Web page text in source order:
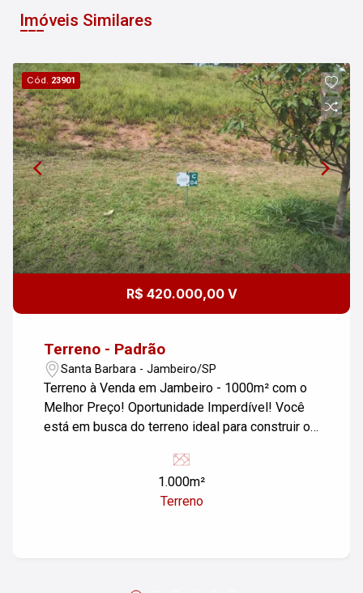
Imóveis Similares
Cód. 23901
R$ 420.000,00 V
Terreno - Padrão
Santa Barbara - Jambeiro/SP
Terreno à Venda em Jambeiro - 1000m² com o
Melhor Preço! Oportunidade Imperdível! Você
está em busca do terreno ideal para construir o
adquirir um terreno de 1000m² em Jambeiro
com o melhor preço da região! Área total de
1000m², oferecendo amplo espaço para seu
1.000m²
Terreno